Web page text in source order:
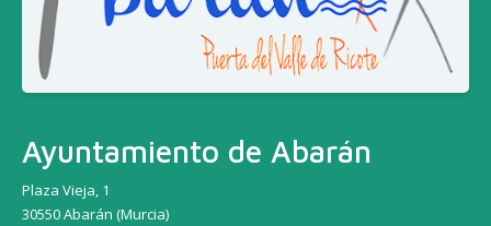
Ayuntamiento de Abarán
Plaza Vieja, 1
30550 Abarán (Murcia)